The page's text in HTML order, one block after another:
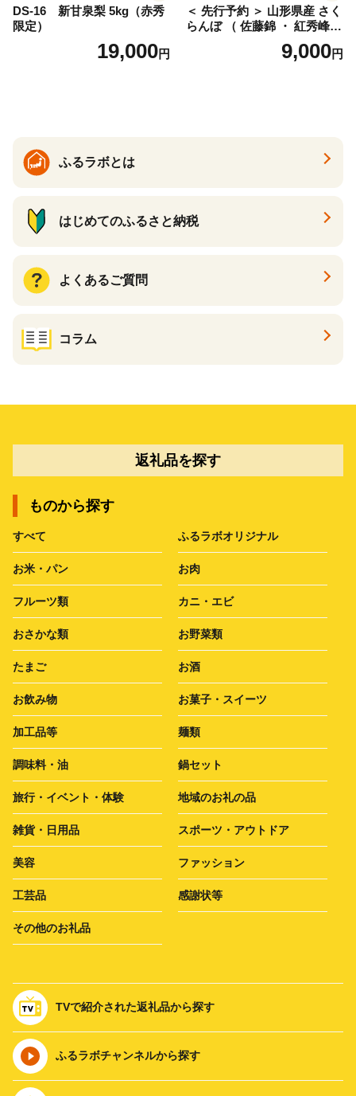
DS-16 新甘泉梨 5kg（赤秀
限定）
19,000円
＜ 先行予約 ＞ 山形県産 さく
らんぼ （ 佐藤錦 ・ 紅秀峰
） ご家庭用 M以上 700g 【20
26年6月下旬から7月上旬発
9,000円
ふるラボとは
はじめてのふるさと納税
よくあるご質問
コラム
返礼品を探す
ものから探す
すべて ふるラボオリジナル
お米・パン お肉
フルーツ類 カニ・エビ
おさかな類 お野菜類
たまご お酒
お飲み物 お菓子・スイーツ
加工品等 麺類
調味料・油 鍋セット
旅行・イベント・体験 地域のお礼の品
雑貨・日用品 スポーツ・アウトドア
美容 ファッション
工芸品 感謝状等
その他のお礼品
TVで紹介された返礼品から探す
ふるラボチャンネルから探す